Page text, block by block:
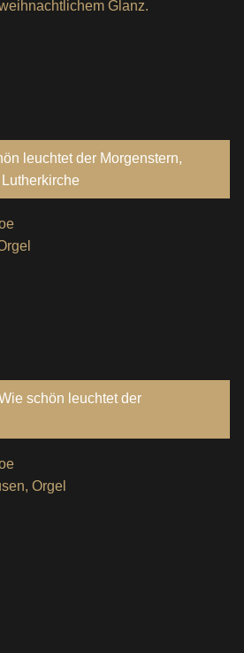
weihnachtlichem Glanz.
leuchtet der Morgenstern,
der Lutherkirche
schön leuchtet der
Orgel